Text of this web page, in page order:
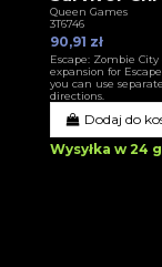
Queen Games
3T6746
90,91 zł
Escape: Zombie
expansion for
you can use
directions.
Dodaj do
Wysyłka w 24